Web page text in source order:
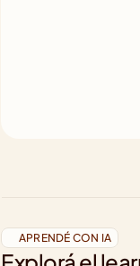
APRENDÉ CON IA